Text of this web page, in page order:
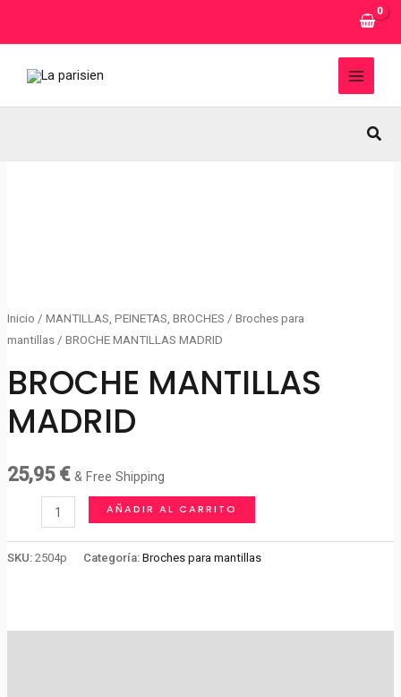
MAIN
Inicio / MANTILLAS, PEINETAS, BROCHES / Broches para
mantillas/ BROCHE MANTILLAS MADRID
BROCHE MANTILLAS
MADRID
25,95 € & Free Shipping
MANTILLAS
MADRID
AÑADIR AL CARRITO
SKU: 2504p Categoría: Broches para mantillas